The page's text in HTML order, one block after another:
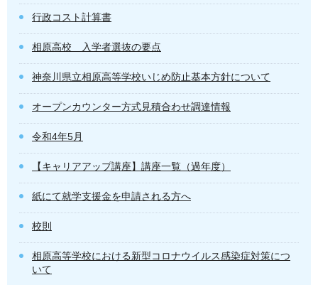
行政コスト計算書
相原高校 入学者選抜の要点
神奈川県立相原高等学校いじめ防止基本方針について
オープンカウンター方式見積合わせ調達情報
令和4年5月
【キャリアアップ講座】講座一覧（過年度）
紙にて就学支援金を申請される方へ
校則
相原高等学校における新型コロナウイルス感染症対策につ
いて